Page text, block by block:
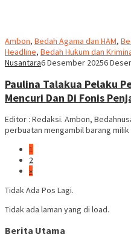
Ambon, Bedah Agama dan HAM,
Headline, Bedah Hukum dan
Nusantara6 Desember 20256
Paulina Talakua Pelaku
Mencuri Dan Di Fonis
Editor : Redaksi. Ambon,
perbuatan mengambil barang
1
2
»
Tidak Ada Pos Lagi.
Tidak ada laman yang di load.
Berita Utama